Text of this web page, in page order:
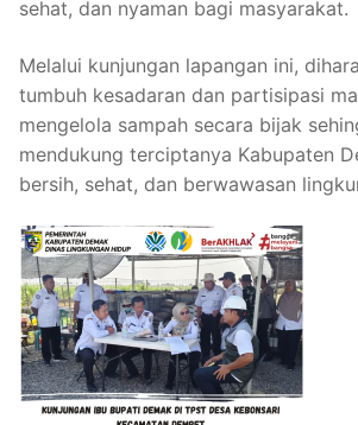
sehat, dan nyaman bagi masyarakat.
Melalui kunjungan lapangan ini,
tumbuh kesadaran dan partisipasi
mengelola sampah secara bijak
mendukung terciptanya Kabupaten
bersih, sehat, dan berwawasan